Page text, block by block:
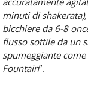
minuti di
bicchiere da 6-8
flusso sottile da un
spumeggiante
Fountain”.